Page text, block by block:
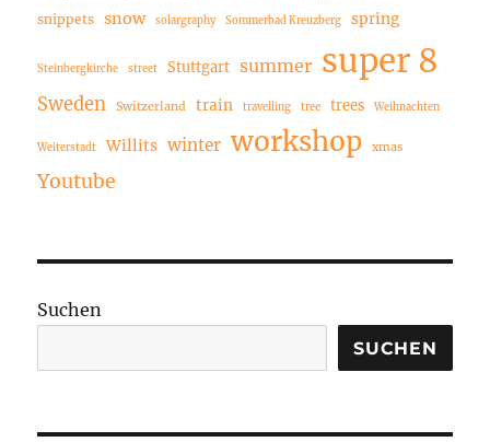
snippets snow solargraphy Sommerbad Kreuzberg spring
Steinbergkirche street Stuttgart summer super 8
Sweden Switzerland train travelling tree trees Weihnachten
Weiterstadt Willits winter workshop xmas
Youtube
Suchen
SUCHEN